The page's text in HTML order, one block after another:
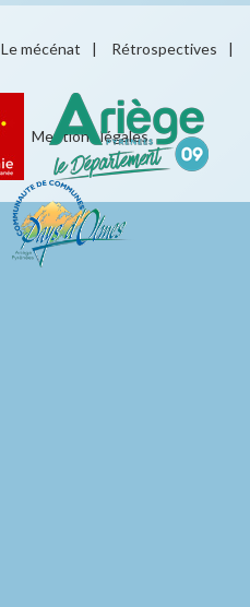
Le mécénat | Rétrospectives |
Mentions légales